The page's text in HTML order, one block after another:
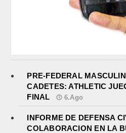
PRE-FEDERAL
CADETES: ATHLETIC
FINAL
6.Ago
INFORME DE DEFENSA
COLABORACION EN LA